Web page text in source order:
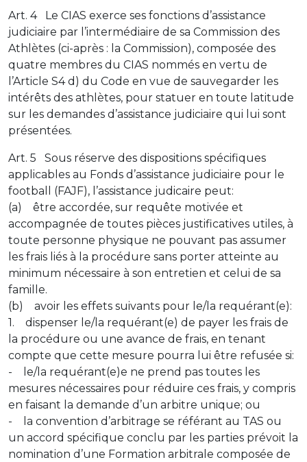
Art. 4 Le CIAS exerce ses fonctions d’assistance
judiciaire par l’intermédiaire de sa Commission des
Athlètes (ci-après : la Commission), composée des
quatre membres du CIAS nommés en vertu de
l’Article S4 d) du Code en vue de sauvegarder les
intérêts des athlètes, pour statuer en toute latitude
sur les demandes d’assistance judiciaire qui lui sont
présentées.
Art. 5 Sous réserve des dispositions spécifiques
applicables au Fonds d’assistance judiciaire pour le
football (FAJF), l’assistance judicaire peut:
(a) être accordée, sur requête motivée et
accompagnée de toutes pièces justificatives utiles, à
toute personne physique ne pouvant pas assumer
les frais liés à la procédure sans porter atteinte au
minimum nécessaire à son entretien et celui de sa
famille.
(b) avoir les effets suivants pour le/la requérant(e):
1. dispenser le/la requérant(e) de payer les frais de
la procédure ou une avance de frais, en tenant
compte que cette mesure pourra lui être refusée si:
- le/la requérant(e)e ne prend pas toutes les
mesures nécessaires pour réduire ces frais, y compris
en faisant la demande d’un arbitre unique; ou
- la convention d’arbitrage se référant au TAS ou
un accord spécifique conclu par les parties prévoit la
nomination d’une Formation arbitrale composée de